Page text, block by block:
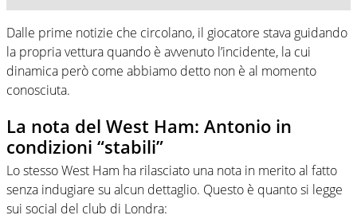
Dalle prime notizie che circolano, il giocatore stava guidando
la propria vettura quando è avvenuto l’incidente, la cui
dinamica però come abbiamo detto non è al momento
conosciuta.
La nota del West Ham: Antonio in
condizioni “stabili”
Lo stesso West Ham ha rilasciato una nota in merito al fatto
senza indugiare su alcun dettaglio. Questo è quanto si legge
sui social del club di Londra: